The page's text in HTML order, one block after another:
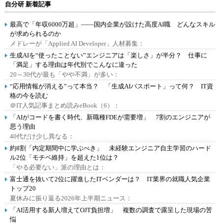
自分研 新着記事
最高で「年収6000万超」――国内企業が設けた高度AI職 どんなスキル
が求められるのか
メドレーが「Applied AI Developer」人材募集：
生成AIを“使ったことない”エンジニアは「楽しさ」が半分？ 仕事に
「満足」する理由は年代別でこんなに違った
20～30代が最も「やや不満」が多い：
“応用情報が消える”って本当？ 「生成AIパスポート」って何？ IT資
格の今を読む
＠IT人気記事まとめ読みeBook（6）：
「AIがコードを書く時代、新職種FDEが需要増」 7割のエンジニアが
思う理由
40代だけ少し異なる：
約8割「内定期間中に学ぶべき」 未経験エンジニア自主学習のハード
ル2位「モチベ維持」を超えた1位は？
「やる必要ない」派の理由とは：
富士通を抜いて2位に躍進したITベンダーは？ IT業界の就職人気企業
トップ20
夏休みに振り返る2026年上半期ニュース：
「AI活用する新人増えてOJT負担増」 複数の調査で露呈した現場の苦
悩